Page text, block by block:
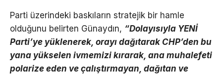
Parti üzerindeki baskıların stratejik bir hamle
olduğunu belirten Günaydın, “Dolayısıyla YENİ
Parti’ye yüklenerek, orayı dağıtarak CHP’den bu
yana yükselen ivmemizi kırarak, ana muhalefeti
polarize eden ve çalıştırmayan, dağıtan ve